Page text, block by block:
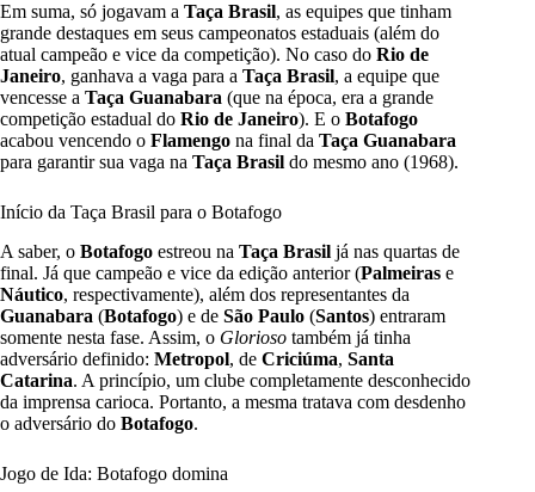
Em suma, só jogavam a Taça Brasil, as equipes que tinham
grande destaques em seus campeonatos estaduais (além do
atual campeão e vice da competição). No caso do Rio de
Janeiro, ganhava a vaga para a Taça Brasil, a equipe que
vencesse a Taça Guanabara (que na época, era a grande
competição estadual do Rio de Janeiro). E o Botafogo
acabou vencendo o Flamengo na final da Taça Guanabara
para garantir sua vaga na Taça Brasil do mesmo ano (1968).
Início da Taça Brasil para o Botafogo
A saber, o Botafogo estreou na Taça Brasil já nas quartas de
final. Já que campeão e vice da edição anterior (Palmeiras e
Náutico, respectivamente), além dos representantes da
Guanabara (Botafogo) e de São Paulo (Santos) entraram
somente nesta fase. Assim, o Glorioso também já tinha
adversário definido: Metropol, de Criciúma, Santa
Catarina. A princípio, um clube completamente desconhecido
da imprensa carioca. Portanto, a mesma tratava com desdenho
o adversário do Botafogo.
Jogo de Ida: Botafogo domina